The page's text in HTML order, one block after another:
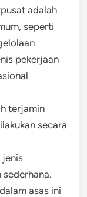
adalah
seperti
pekerjaan
terjamin
secara
jenis
asas ini